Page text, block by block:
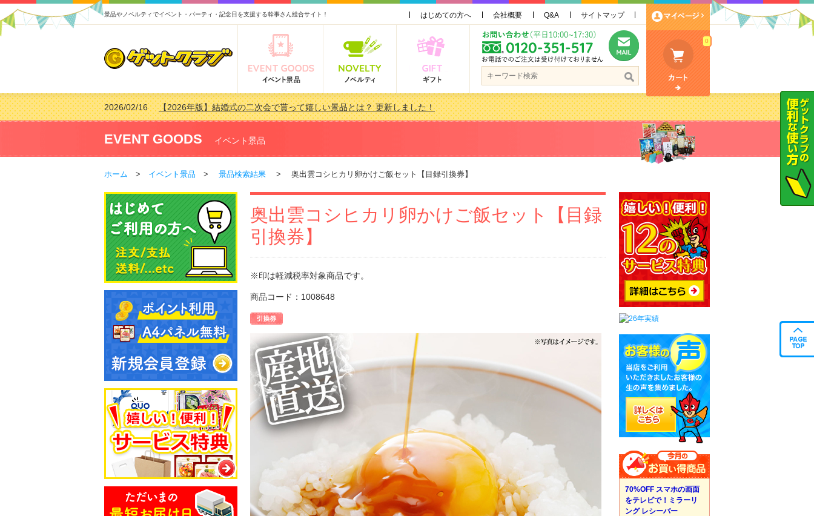
景品やノベルティでイベント・パーティ・記念日を支援する幹事さん総合サイト！ はじめての方へ 会社概要 Q&A サイトマップ
0
2026/02/16【2026年版】結婚式の二次会で貰って嬉しい景品とは？ 更新しました！
2026/02/03【2026年版】ゴルフコンペ景品 3000円未満［2000円～2999円編］もらってうれしい人気ラ…
2026/07/15【2026年版】ビンゴゲーム景品おすすめ金額別人気ランキング 更新しました！
2026/04/03【2026年版】ゴルフコンペ景品 3000円未満［2000円～2999円編］もらってうれしい人気ラ…
EVENT GOODS イベント景品
ホーム > イベント景品 > 景品検索結果 > 奥出雲コシヒカリ卵かけご飯セット【目録引換券】
奥出雲コシヒカリ卵かけご飯セット【目録
引換券】
※印は軽減税率対象商品です。
商品コード：1008648
70%OFF スマホの画面
をテレビで！ミラーリ
ング レシーバー